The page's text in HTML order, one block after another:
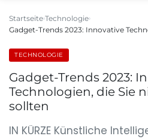
Startseite Technologie
Gadget-Trends 2023: Innovative
TECHNOLOGIE
Gadget-Trends 2023:
Technologien, die Sie
sollten
IN KÜRZE Künstliche